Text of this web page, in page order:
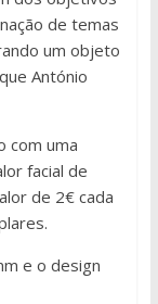
de temas
um objeto
António
com uma
facial de
de 2€ cada
e o design